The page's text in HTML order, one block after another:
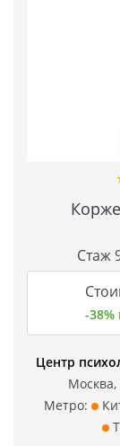
Стаж
-
Центр
Метро: